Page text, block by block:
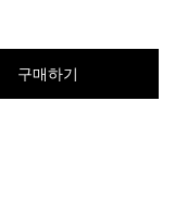
구매하기